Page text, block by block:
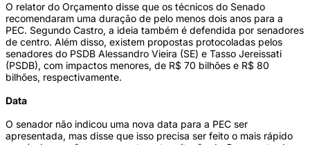
O relator do Orçamento disse que os técnicos do Senado
recomendaram uma duração de pelo menos dois anos para a
PEC. Segundo Castro, a ideia também é defendida por senadores
de centro. Além disso, existem propostas protocoladas pelos
senadores do PSDB Alessandro Vieira (SE) e Tasso Jereissati
(PSDB), com impactos menores, de R$ 70 bilhões e R$ 80
bilhões, respectivamente.
Data
O senador não indicou uma nova data para a PEC ser
apresentada, mas disse que isso precisa ser feito o mais rápido